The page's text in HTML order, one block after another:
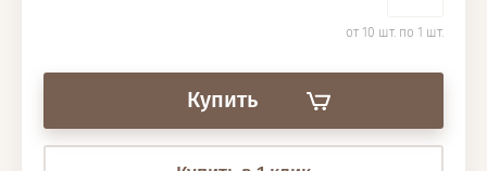
от 10 шт. по 1 шт.
Купить